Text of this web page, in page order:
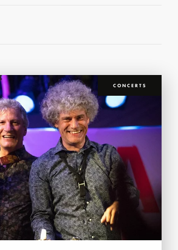
CONCERTS